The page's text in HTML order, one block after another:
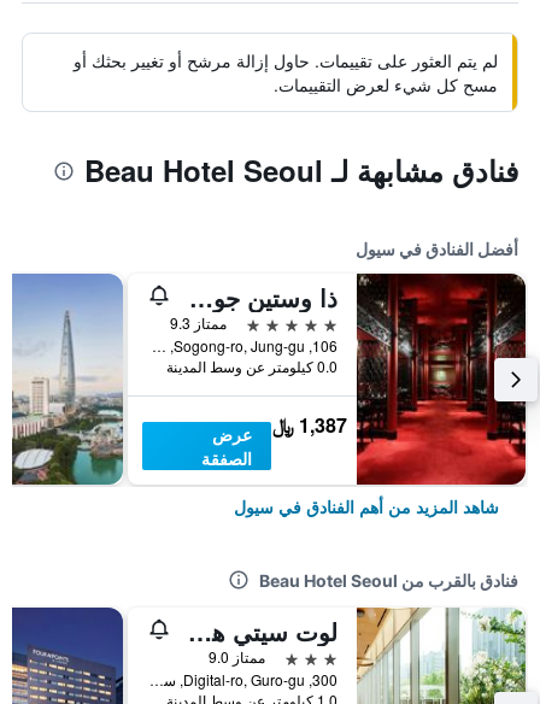
لم يتم العثور على تقييمات. حاول إزالة مرشح أو تغيير بحثك أو
مسح كل شيء لعرض التقييمات.
فنادق مشابهة لـ Beau Hotel Seoul
أفضل الفنادق في سيول
ذا وستين جوسون سول
5 نجوم
ممتاز 9.3
106, Sogong-ro, Jung-gu, سيول, كوريا الجنوبية
0.0 كيلومتر عن وسط المدينة
1,387 ﷼
عرض
الصفقة
شاهد المزيد من أهم الفنادق في سيول
فنادق بالقرب من Beau Hotel Seoul
لوت سيتي هوتل جورو
3 نجوم
ممتاز 9.0
300, Digital-ro, Guro-gu, سيول, كوريا الجنوبية
1.0 كيلومتر عن وسط المدينة